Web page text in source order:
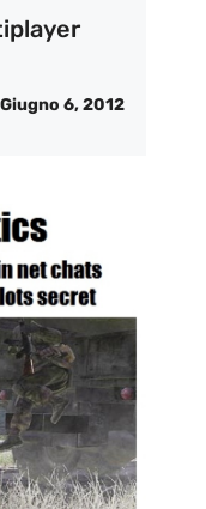
Giugno 6, 2012